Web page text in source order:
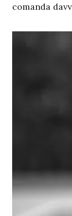
comanda